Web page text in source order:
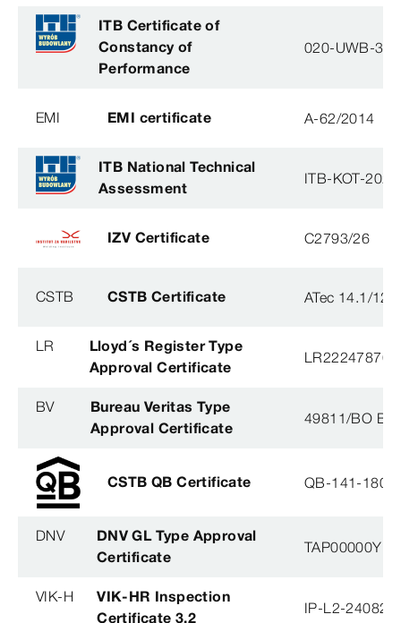
ITB Certificate of
Constancy of
Performance
020-UWB-
EMI EMI certificate A-62/2014
ITB National Technical
Assessment
ITB-KOT-
IZV Certificate C2793/26
CSTB CSTB Certificate ATec 14.1/12-
LR
Lloyd´s Register Type
Approval Certificate
BV
Bureau Veritas Type
Approval Certificate
49811/BO BV
CSTB QB Certificate QB-141-
DNV
DNV GL Type Approval
Certificate
TAP00000YB
VIK-H
VIK-HR Inspection
Certificate 3.2
IP-L2-